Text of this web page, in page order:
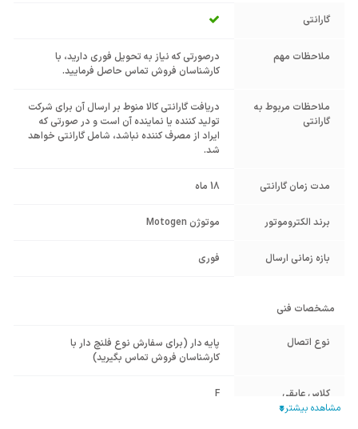
گارانتی
ملاحظات مهم
درصورتی که نیاز به تحویل فوری دارید، با
کارشناسان فروش تماس حاصل فرمایید.
ملاحظات مربوط به
گارانتی
دریافت گارانتی کالا منوط بر ارسال آن برای شرکت
تولید کننده یا نماینده آن است و در صورتی که
ایراد از مصرف کننده نباشد، شامل گارانتی خواهد
شد.
مدت زمان گارانتی 18 ماه
برند الکتروموتور موتوژن Motogen
بازه زمانی ارسال فوری
مشخصات فنی
نوع اتصال
پایه دار (برای سفارش نوع فلنچ دار با
کارشناسان فروش تماس بگیرید)
کلاس عایقی F